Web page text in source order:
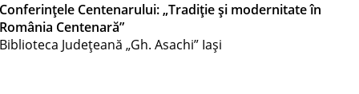
Conferințele Centenarului: „Tradiție și modernitate în
România Centenară”
Biblioteca Judeţeană „Gh. Asachi” Iaşi